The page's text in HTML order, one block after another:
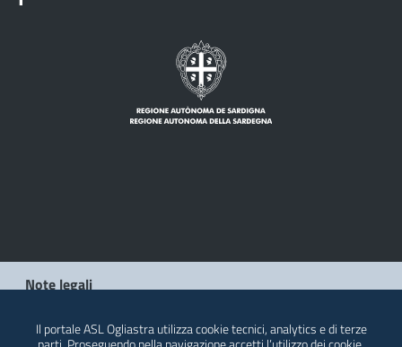
Note legali
Il portale ASL Ogliastra utilizza cookie tecnici, analytics e di terze